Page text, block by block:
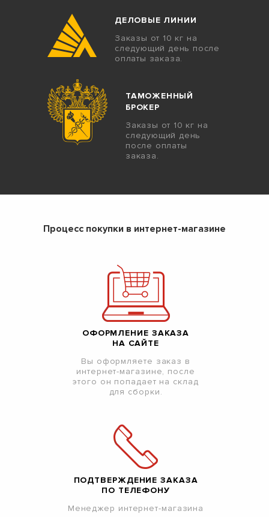
ДЕЛОВЫЕ ЛИНИИ
Заказы от 10 кг на
следующий день после
оплаты заказа.
ТАМОЖЕННЫЙ
БРОКЕР
Заказы от 10 кг на
следующий день
после оплаты
заказа.
Процесс покупки в интернет-магазине
ОФОРМЛЕНИЕ ЗАКАЗА
НА САЙТЕ
Вы оформляете заказ в
интернет-магазине, после
этого он попадает на склад
для сборки.
ПОДТВЕРЖДЕНИЕ ЗАКАЗА
ПО ТЕЛЕФОНУ
Менеджер интернет-магазина